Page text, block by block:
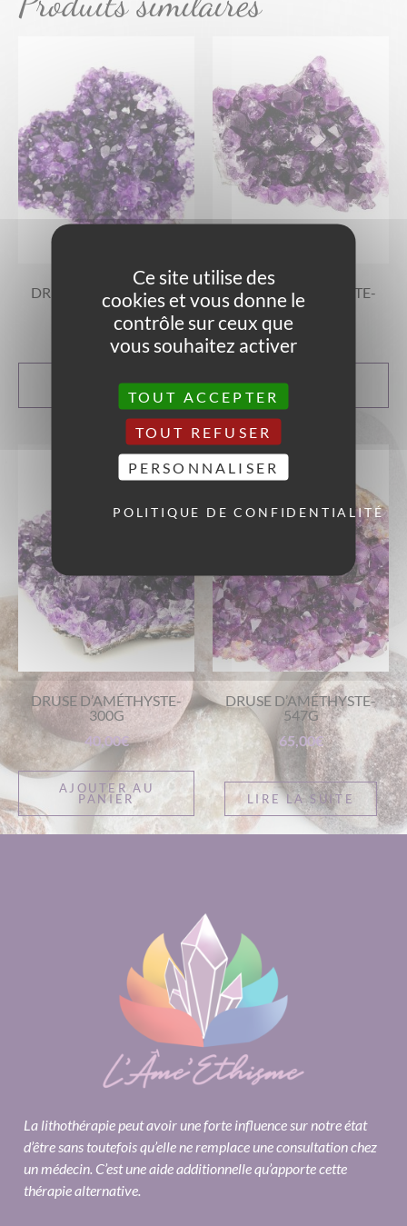
DRUSE D’AMÉTHYSTE-
319G
45,00€
AJOUTER AU
PANIER
DRUSE D’AMÉTHYSTE-
239G
33,00
AJOUTER AU
PANIER
DRUSE D’AMÉTHYSTE-
300G
40,00€
AJOUTER AU
PANIER
DRUSE D’AMÉTHYSTE-
547G
65,00€
LIRE LA SUITE
La lithothérapie peut avoir une forte influence sur notre état
d’être sans toutefois qu’elle ne remplace une consultation chez
un médecin. C’est une aide additionnelle qu’apporte cette
thérapie alternative.
Ce site utilise des
cookies et vous donne le
contrôle sur ceux que
vous souhaitez activer
TOUT ACCEPTER
TOUT REFUSER
PERSONNALISER
POLITIQUE DE CONFIDENTIALITÉ